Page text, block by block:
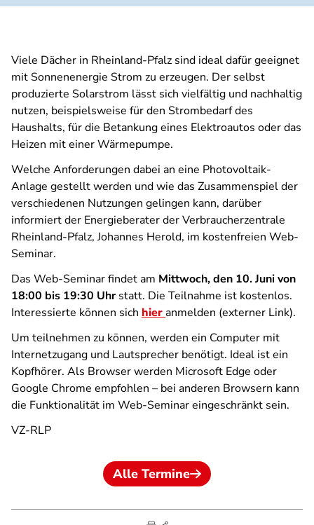
Viele Dächer in Rheinland-Pfalz sind ideal dafür geeignet
mit Sonnenenergie Strom zu erzeugen. Der selbst
produzierte Solarstrom lässt sich vielfältig und nachhaltig
nutzen, beispielsweise für den Strombedarf des
Haushalts, für die Betankung eines Elektroautos oder das
Heizen mit einer Wärmepumpe.
Welche Anforderungen dabei an eine Photovoltaik-
Anlage gestellt werden und wie das Zusammenspiel der
verschiedenen Nutzungen gelingen kann, darüber
informiert der Energieberater der Verbraucherzentrale
Rheinland-Pfalz, Johannes Herold, im kostenfreien Web-
Seminar.
Das Web-Seminar findet am Mittwoch, den 10. Juni von
18:00 bis 19:30 Uhrstatt. Die Teilnahme ist kostenlos.
Interessierte können sich hieranmelden (externer Link).
Um teilnehmen zu können, werden ein Computer mit
Internetzugang und Lautsprecher benötigt. Ideal ist ein
Kopfhörer. Als Browser werden Microsoft Edge oder
Google Chrome empfohlen – bei anderen Browsern kann
die Funktionalität im Web-Seminar eingeschränkt sein.
VZ-RLP
Alle Termine